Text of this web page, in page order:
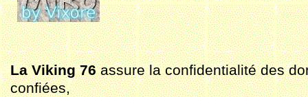
La Viking 76assure la confidentialité des
confiées,